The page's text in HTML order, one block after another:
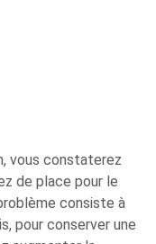
vous constaterez
de place pour le
consiste à
pour conserver une